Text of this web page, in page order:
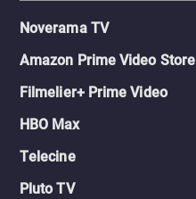
Noverama TV
Amazon Prime Video Store
Filmelier+ Prime Video
HBO Max
Telecine
Pluto TV